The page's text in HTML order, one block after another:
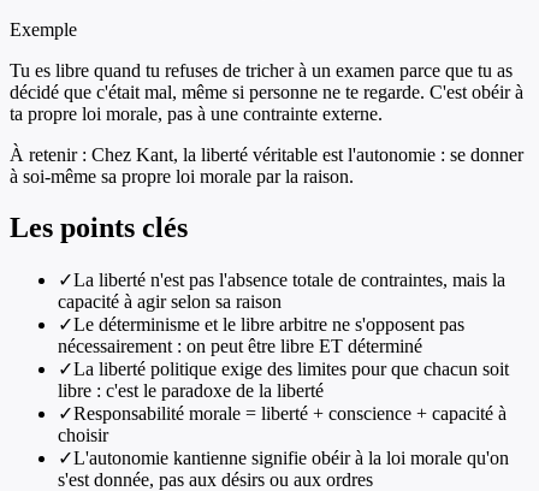
Exemple
Tu es libre quand tu refuses de tricher à un examen parce que tu as
décidé que c'était mal, même si personne ne te regarde. C'est obéir à
ta propre loi morale, pas à une contrainte externe.
À retenir : Chez Kant, la liberté véritable est l'autonomie : se donner
à soi-même sa propre loi morale par la raison.
Les points clés
✓La liberté n'est pas l'absence totale de contraintes, mais la
capacité à agir selon sa raison
✓Le déterminisme et le libre arbitre ne s'opposent pas
nécessairement : on peut être libre ET déterminé
✓La liberté politique exige des limites pour que chacun soit
libre : c'est le paradoxe de la liberté
✓Responsabilité morale = liberté + conscience + capacité à
choisir
✓L'autonomie kantienne signifie obéir à la loi morale qu'on
s'est donnée, pas aux désirs ou aux ordres